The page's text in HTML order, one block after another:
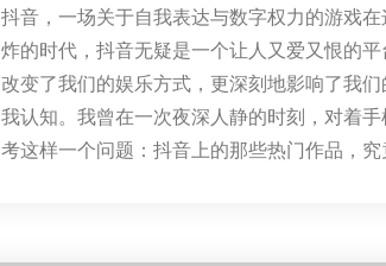
抖音，一场关于自我表达与数字权力的游戏在
炸的时代，抖音无疑是一个让人又爱又恨的平
改变了我们的娱乐方式，更深刻地影响了我们
我认知。我曾在一次夜深人静的时刻，对着手
考这样一个问题：抖音上的那些热门作品，